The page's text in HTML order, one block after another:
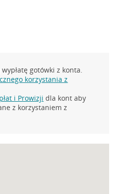
gotówki z konta.
korzystania z
i Prowizji dla kont aby
z korzystaniem z